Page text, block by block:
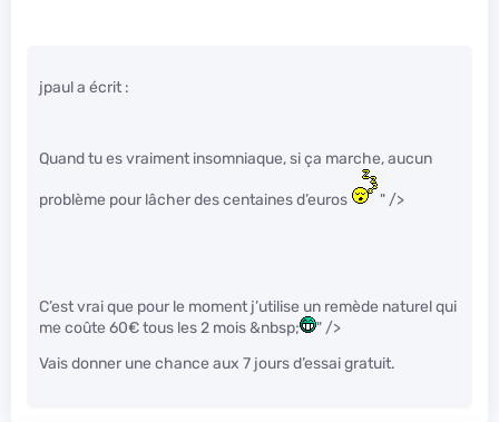
jpaul a écrit :
Quand tu es vraiment insomniaque, si ça marche, aucun
problème pour lâcher des centaines d’euros " />
C’est vrai que pour le moment j’utilise un remède naturel qui
me coûte 60€ tous les 2 mois &nbsp;
" />
Vais donner une chance aux 7 jours d’essai gratuit.